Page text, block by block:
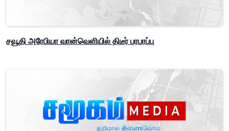
சவூதி அரேபியா வான்வெளியில் திடீர் பரபரப்பு